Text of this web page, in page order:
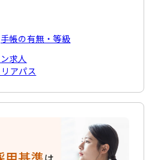
手帳の有無・等級
求人
アパス